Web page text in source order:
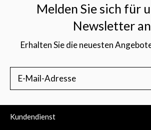
Melden Sie sich für
Newsletter an
Erhalten Sie die neuesten
Kundendienst